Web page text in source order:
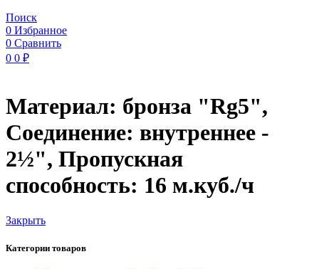
Поиск
0 Избранное
0 Сравнить
0 0 ₽
Материал: бронза "Rg5",
Соединение: внутреннее -
2½", Пропускная
способность: 16 м.куб./ч
Закрыть
Категории товаров